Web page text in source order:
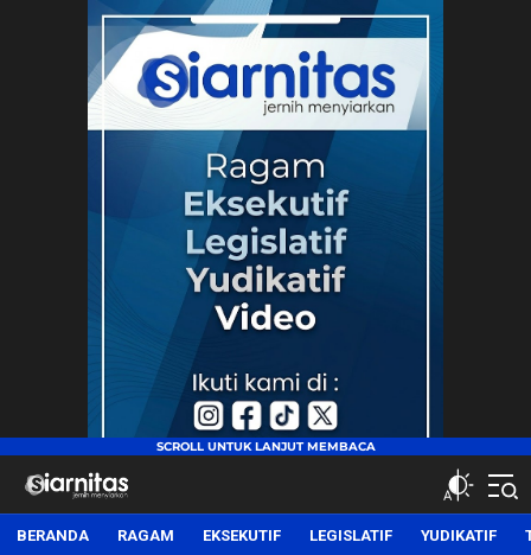
siarnitas
Jernih Menyiarkan
BERANDA RAGAM EKSEKUTIF LEGISLATIF YUDIKATIF